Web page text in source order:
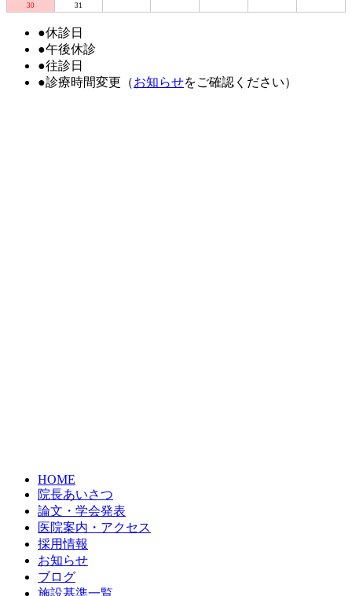
30
31
●休診日
●午後休診
●往診日
●診療時間変更（お知らせをご確認ください）
HOME
院長あいさつ
論文・学会発表
医院案内・アクセス
採用情報
お知らせ
ブログ
施設基準一覧